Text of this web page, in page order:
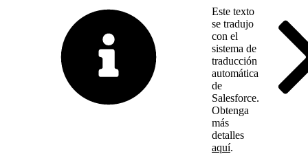
Este texto
se tradujo
con el
sistema de
traducción
automática
de
Salesforce.
Obtenga
más
detalles
aquí.